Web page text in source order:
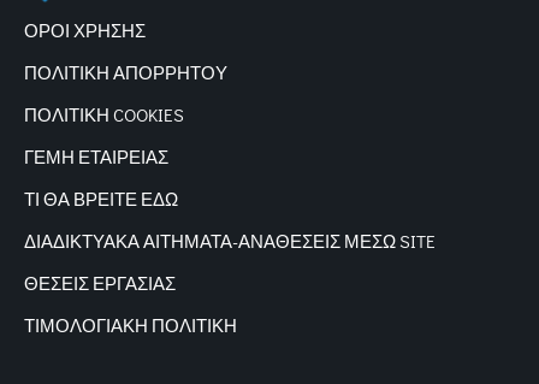
ΟΡΟΙ ΧΡΗΣΗΣ
ΠΟΛΙΤΙΚΗ ΑΠΟΡΡΗΤΟΥ
ΠΟΛΙΤΙΚΗ COOKIES
ΓΕΜΗ ΕΤΑΙΡΕΙΑΣ
ΤΙ ΘΑ ΒΡΕΙΤΕ ΕΔΩ
ΔΙΑΔΙΚΤΥΑΚΑΑΙΤΗΜΑΤΑ-ΑΝΑΘΕΣΕΙΣ ΜΕΣΩ SITE
ΘΕΣΕΙΣ ΕΡΓΑΣΙΑΣ
ΤΙΜΟΛΟΓΙΑΚΗ ΠΟΛΙΤΙΚΗ